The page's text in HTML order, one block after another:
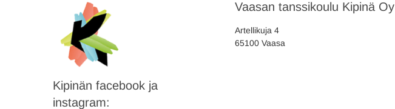
Kipinän facebook ja
instagram:
Vaasan tanssikoulu Kipinä Oy
Artellikuja 4
65100 Vaasa